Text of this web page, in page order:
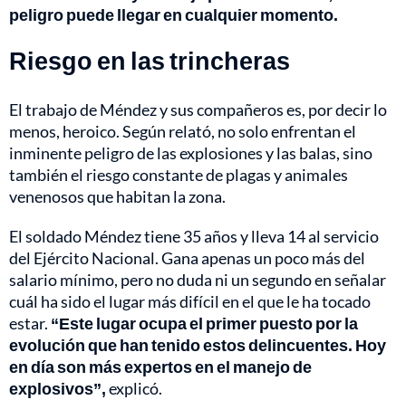
peligro puede llegar en cualquier momento.
Riesgo en las trincheras
El trabajo de Méndez y sus compañeros es, por decir lo
menos, heroico. Según relató, no solo enfrentan el
inminente peligro de las explosiones y las balas, sino
también el riesgo constante de plagas y animales
venenosos que habitan la zona.
El soldado Méndez tiene 35 años y lleva 14 al servicio
del Ejército Nacional. Gana apenas un poco más del
salario mínimo, pero no duda ni un segundo en señalar
cuál ha sido el lugar más difícil en el que le ha tocado
estar. “Este lugar ocupa el primer puesto por la
evolución que han tenido estos delincuentes. Hoy
en día son más expertos en el manejo de
explosivos”,explicó.